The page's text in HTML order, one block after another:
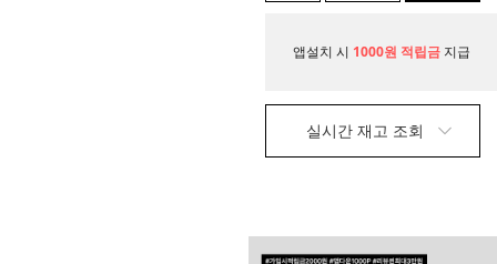
니 매
앱설치 시 1000원 적립금 지급
실시간 재고 조회